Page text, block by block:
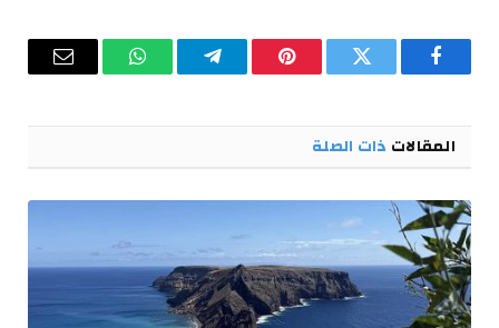
فيسبوك تويتر بينتيريستتيلقرام واتساب البريد
المقالات ذات الصلة